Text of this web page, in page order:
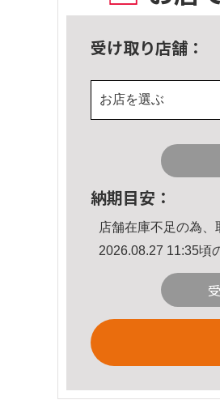
受け取り店舗：
お店を選ぶ
納期目安：
店舗在庫不足の為、
2026.08.27 11:35頃